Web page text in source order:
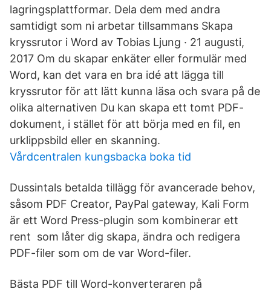
lagringsplattformar. Dela dem med andra
samtidigt som ni arbetar tillsammans Skapa
kryssrutor i Word av Tobias Ljung · 21 augusti,
2017 Om du skapar enkäter eller formulär med
Word, kan det vara en bra idé att lägga till
kryssrutor för att lätt kunna läsa och svara på de
olika alternativen Du kan skapa ett tomt PDF-
dokument, i stället för att börja med en fil, en
urklippsbild eller en skanning.
Vårdcentralen kungsbacka boka tid
Dussintals betalda tillägg för avancerade behov,
såsom PDF Creator, PayPal gateway, Kali Form
är ett Word Press-plugin som kombinerar ett
rent som låter dig skapa, ändra och redigera
PDF-filer som om de var Word-filer.
Bästa PDF till Word-konverteraren på